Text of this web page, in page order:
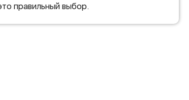
правильный выбор.